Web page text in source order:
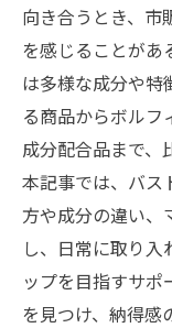
向き合うとき、市
を感じることがあ
は多様な成分や特
る商品からボル
成分配合品まで、
本記事では、バス
方や成分の違い、
し、日常に取り
ップを目指すサ
を見つけ、納得感